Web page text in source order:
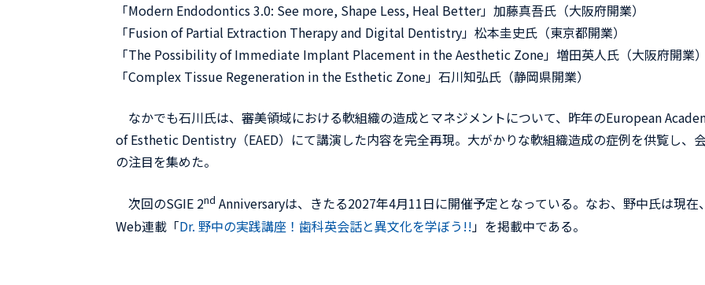
「Modern Endodontics 3.0: See more, Shape Less, Heal Better」加藤真吾氏（大阪府開業）
「Fusion of Partial Extraction Therapy and Digital Dentistry」松本圭史氏（東京都開業）
「The Possibility of Immediate Implant Placement in the Aesthetic Zone」増田英人氏（大阪府開業）
「Complex Tissue Regeneration in the Esthetic Zone」石川知弘氏（静岡県開業）
なかでも石川氏は、審美領域における軟組織の造成とマネジメントについて、昨年のEuropean
of Esthetic Dentistry（EAED）にて講演した内容を完全再現。大がかりな軟組織造成の症例を供覧し、
の注目を集めた。
次回のSGIE 2nd Anniversaryは、きたる2027年4月11日に開催予定となっている。なお、野中氏は現在、
Web連載「Dr. 野中の実践講座！歯科英会話と異文化を学ぼう!! 」を掲載中である。